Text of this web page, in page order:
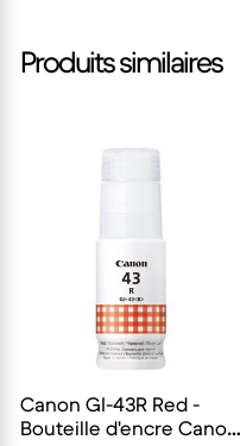
Produits similaires
Canon GI-43R Red -
Bouteille d'encre Canon